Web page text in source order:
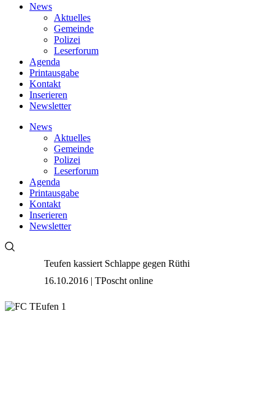
News
Aktuelles
Gemeinde
Polizei
Leserforum
Agenda
Printausgabe
Kontakt
Inserieren
Newsletter
News
Aktuelles
Gemeinde
Polizei
Leserforum
Agenda
Printausgabe
Kontakt
Inserieren
Newsletter
Teufen kassiert Schlappe gegen Rüthi
16.10.2016 | TPoscht online